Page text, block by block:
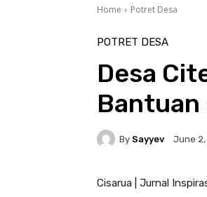
Home Potret Desa
POTRET DESA
Desa
By Sayyev June
Cisarua | Jurnal